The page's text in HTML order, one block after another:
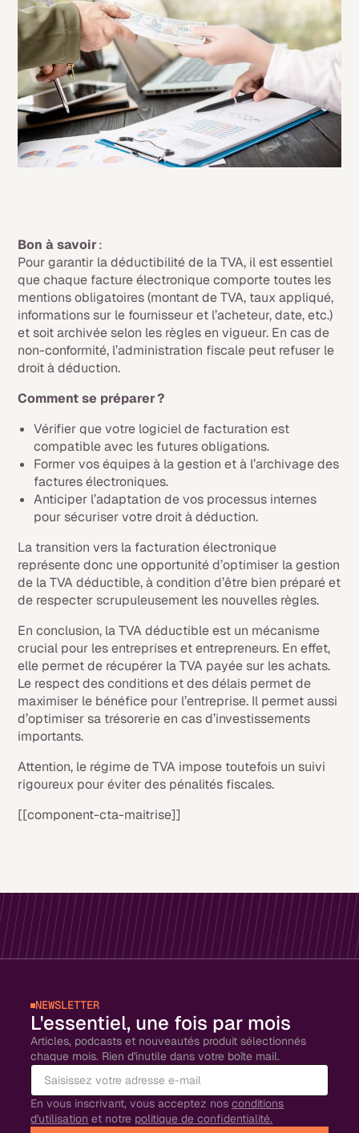
Bon à savoir:
Pour garantir la déductibilité de la TVA, il est essentiel
que chaque facture électronique comporte toutes les
mentions obligatoires (montant de TVA, taux appliqué,
informations sur le fournisseur et l’acheteur, date, etc.)
et soit archivée selon les règles en vigueur. En cas de
non-conformité, l’administration fiscale peut refuser le
droit à déduction.
Comment se préparer ?
Vérifier que votre logiciel de facturation est
compatible avec les futures obligations.
Former vos équipes à la gestion et à l’archivage des
factures électroniques.
Anticiper l’adaptation de vos processus internes
pour sécuriser votre droit à déduction.
La transition vers la facturation électronique
représente donc une opportunité d’optimiser la gestion
de la TVA déductible, à condition d’être bien préparé et
de respecter scrupuleusement les nouvelles règles.
En conclusion, la TVA déductible est un mécanisme
crucial pour les entreprises et entrepreneurs. En effet,
elle permet de récupérer la TVA payée sur les achats.
Le respect des conditions et des délais permet de
maximiser le bénéfice pour l’entreprise. Il permet aussi
d’optimiser sa trésorerie en cas d’investissements
importants.
Attention, le régime de TVA impose toutefois un suivi
rigoureux pour éviter des pénalités fiscales.
[[component-cta-maitrise]]
NEWSLETTER
L'essentiel, une fois par mois
Articles, podcasts et nouveautés produit sélectionnés
chaque mois. Rien d'inutile dans votre boîte mail.
En vous inscrivant, vous acceptez nosconditions
d'utilisation et notre politique de confidentialité.